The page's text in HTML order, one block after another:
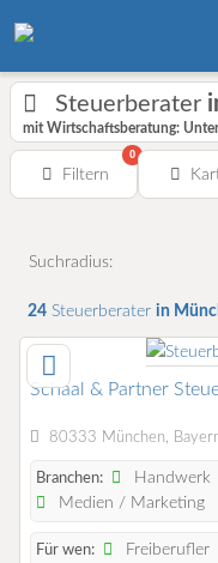
Steuerberater
mit Wirtschaftsberatung:
Filtern
0
Suchradius:
24Steuerberater in
Schaal & Partner
80333 München,
Branchen: Handwerk
Medien / Marketing
Für wen: Freiberufler